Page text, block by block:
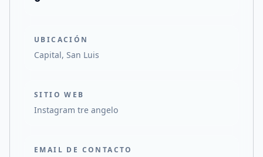
UBICACIÓN
Capital, San Luis
SITIO WEB
Instagram tre angelo
EMAIL DE CONTACTO